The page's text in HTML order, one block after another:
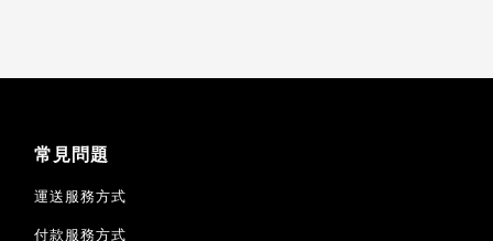
常見問題
運送服務方式
付款服務方式